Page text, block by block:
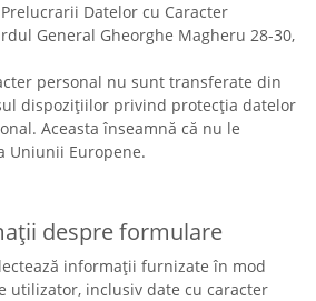
Datelor cu Caracter
General Gheorghe Magheru 28-30,
personal nu sunt transferate din
dispozițiilor privind protecția datelor
Aceasta înseamnă că nu le
Uniunii Europene.
despre formulare
informații furnizate în mod
utilizator, inclusiv date cu caracter